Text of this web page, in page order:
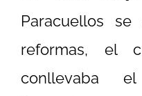
Paracuellos se
reformas, el
conllevaba